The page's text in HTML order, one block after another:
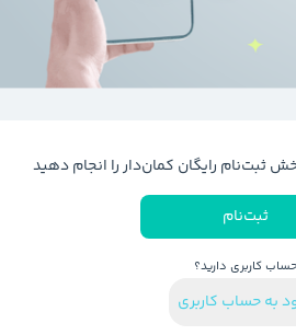
ثبت‌نام رایگان کمان‌دار را انجام دهید
ثبت‌نام
حساب کاربری دارید؟
به حساب کاربری